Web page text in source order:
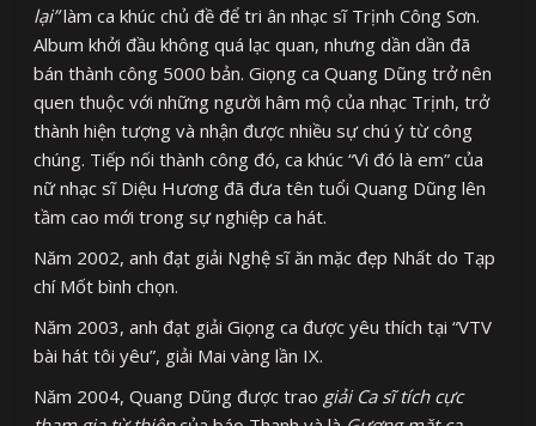
lại”làm ca khúc chủ đề để tri ân nhạc sĩ Trịnh Công Sơn.
Album khởi đầu không quá lạc quan, nhưng dần dần đã
bán thành công 5000 bản. Giọng ca Quang Dũng trở nên
quen thuộc với những người hâm mộ của nhạc Trịnh, trở
thành hiện tượng và nhận được nhiều sự chú ý từ công
chúng. Tiếp nối thành công đó, ca khúc “Vì đó là em” của
nữ nhạc sĩ Diệu Hương đã đưa tên tuổi Quang Dũng lên
tầm cao mới trong sự nghiệp ca hát.
Năm 2002, anh đạt giải Nghệ sĩ ăn mặc đẹp Nhất do Tạp
chí Mốt bình chọn.
Năm 2003, anh đạt giải Giọng ca được yêu thích tại “VTV
bài hát tôi yêu”, giải Mai vàng lần IX.
Năm 2004, Quang Dũng được trao giải Ca sĩ tích cực